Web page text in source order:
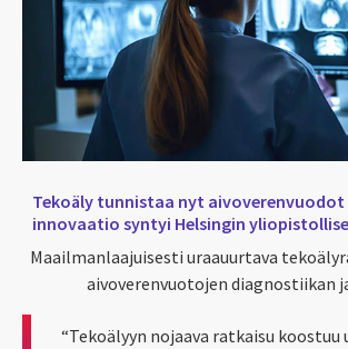
Tekoäly tunnistaa nyt aivoverenvuodot
innovaatio syntyi Helsingin
Maailmanlaajuisesti uraauurtava
aivoverenvuotojen diagnostiikan
“Tekoälyyn nojaava ratkaisu koostuu